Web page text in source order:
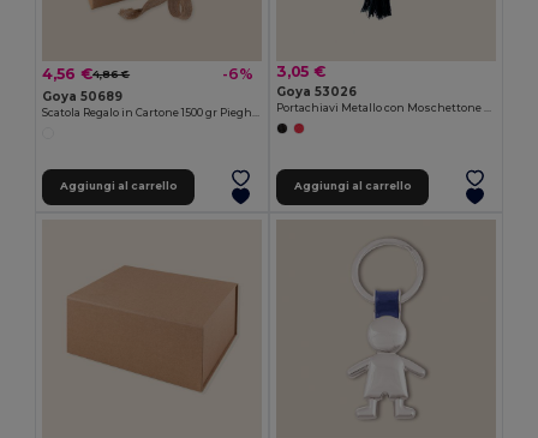
4,56 €4,86 € -6%
Goya 50689
Aggiungi al carrello
3,05 €
Goya 53026
Aggiungi al carrello